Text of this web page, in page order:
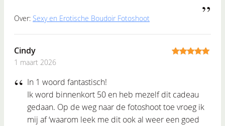
Over: Sexy en Erotische Boudoir Fotoshoot
Cindy
1 maart 2026
In 1 woord fantastisch!
Ik word binnenkort 50 en heb mezelf dit cadeau
gedaan. Op de weg naar de fotoshoot toe vroeg ik
mij af ‘waarom leek me dit ook al weer een goed